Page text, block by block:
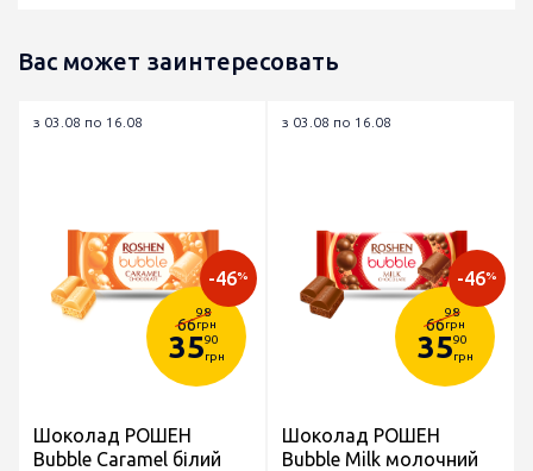
Вас может заинтересовать
з 03.08 по 16.08
66
98
грн
3590
грн
-46%
Шоколад РОШЕН
Bubble Caramel білий
з 03.08 по 16.08
66
98
грн
3590
грн
-46%
Шоколад РОШЕН
Bubble Milk молочний